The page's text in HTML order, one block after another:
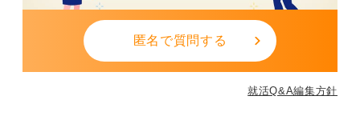
匿名で質問する
就活Q&A編集方針